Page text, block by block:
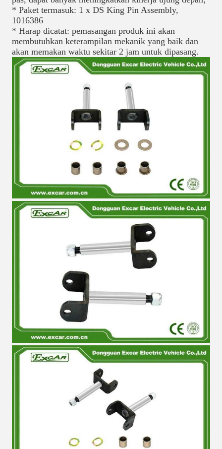
* Paket termasuk: 1 x DS King Pin Assembly,
1016386
* Harap dicatat: pemasangan produk ini akan
membutuhkan keterampilan mekanik yang baik dan
akan memakan waktu sekitar 2 jam untuk dipasang.